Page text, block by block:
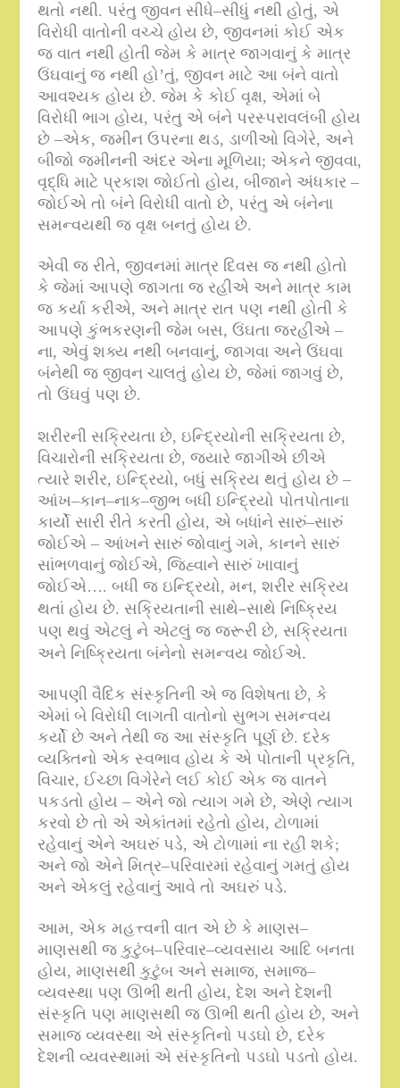
થતો નથી. પરંતુ જીવન સીધે–સીધું નથી હોતું, એ
વિરોધી વાતોની વચ્ચે હોય છે,જીવનમાં કોઈ એક
જ વાત નથી હોતી જેમ કે માત્ર જાગવાનું કે માત્ર
ઉંઘવાનું જ નથી હો’તું,જીવન માટે આ બંને વાતો
આવશ્યક હોય છે.જેમ કે કોઈ વૃક્ષ, એમાં બે
વિરોધી ભાગ હોય, પરંતુ એ બંને પરસ્પરાવલંબી હોય
છે –એક,જમીન ઉપરના થડ,ડાળીઓ વિગેરે, અને
બીજો જમીનની અંદર એના મૂળિયા; એકને જીવવા,
વૃદ્ધિ માટે પ્રકાશ જોઈતો હોય,બીજાને અંધકાર–
જોઈએ તો બંને વિરોધી વાતો છે, પરંતુ એ બંનેના
સમન્વયથી જ વૃક્ષ બનતું હોય છે.
એવી જ રીતે,જીવનમાં માત્ર દિવસ જ નથી હોતો
કે જેમાં આપણે જાગતા જ રહીએ અને માત્ર કામ
જ કર્યા કરીએ, અને માત્ર રાત પણ નથી હોતી કે
આપણે કુંભકરણની જેમ બસ,ઉંઘતા જરહીએ –
ના, એવું શક્ય નથી બનવાનું,જાગવા અને ઉંઘવા
બંનેથી જ જીવન ચાલતું હોય છે,જેમાં જાગવું છે,
તો ઉંઘવું પણ છે.
શરીરની સક્રિયતા છે,ઇન્દ્રિયોની સક્રિયતા છે,
વિચારોની સક્રિયતા છે,જ્યારે જાગીએ છીએ
ત્યારે શરીર,ઇન્દ્રિયો,બધું સક્રિય થતું હોય છે–
આંખ–કાન–નાક–જીભ બધી ઇન્દ્રિયો પોતપોતાના
કાર્યો સારી રીતે કરતી હોય, એ બધાંને સારું–સારું
જોઈએ – આંખને સારું જોવાનું ગમે,કાનને સારું
સાંભળવાનું જોઈએ, જિહ્વાને સારું ખાવાનું
જોઈએ….બધી જ ઇન્દ્રિયો,મન, શરીર સક્રિય
થતાં હોય છે.સક્રિયતાની સાથે–સાથે નિષ્ક્રિય
પણ થવું એટલું ને એટલું જ જરૂરી છે,સક્રિયતા
અને નિષ્ક્રિયતા બંનેનો સમન્વય જોઈએ.
આપણી વૈદિક સંસ્કૃતિની એ જ વિશેષતા છે,કે
એમાં બે વિરોધી લાગતી વાતોનો સુભગ સમન્વય
કર્યો છે અને તેથી જ આ સંસ્કૃતિ પૂર્ણ છે.દરેક
વ્યક્તિનો એક સ્વભાવ હોય કે એ પોતાની પ્રકૃતિ,
વિચાર,ઈચ્છા વિગેરેને લઈ કોઈ એક જ વાતને
પકડતો હોય – એને જો ત્યાગ ગમે છે, એણે ત્યાગ
કરવો છે તો એ એકાંતમાં રહેતો હોય,ટોળામાં
રહેવાનું એને અઘરું પડે, એ ટોળામાં ના રહી શકે;
અને જો એને મિત્ર–પરિવારમાં રહેવાનું ગમતું હોય
અને એકલું રહેવાનું આવે તો અઘરું પડે.
આમ, એક મહત્ત્વની વાત એ છે કે માણસ–
માણસથી જ કુટુંબ–પરિવાર–વ્યવસાય આદિ બનતા
હોય,માણસથી કુટુંબ અને સમાજ,સમાજ–
વ્યવસ્થા પણ ઊભી થતી હોય,દેશ અને દેશની
સંસ્કૃતિ પણ માણસથી જ ઊભી થતી હોય છે, અને
સમાજ વ્યવસ્થા એ સંસ્કૃતિનો પડઘો છે,દરેક
દેશની વ્યવસ્થામાં એ સંસ્કૃતિનો પડઘો પડતો હોય.